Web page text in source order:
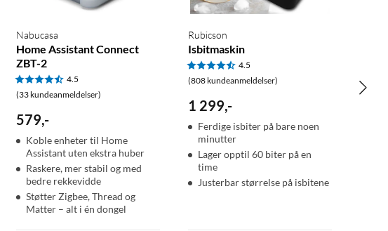
Nabucasa
Home Assistant Connect
ZBT-2
4.5
(33 kundeanmeldelser)
579,-
Koble enheter til Home
Assistant uten ekstra huber
Raskere, mer stabil og med
bedre rekkevidde
Støtter Zigbee, Thread og
Matter – alt i én dongel
Rubicson
Isbitmaskin
4.5
(808 kundeanmeldelser)
1 299,-
Ferdige isbiter på bare noen
minutter
Lager opptil 60 biter på en
time
Justerbar størrelse på isbitene